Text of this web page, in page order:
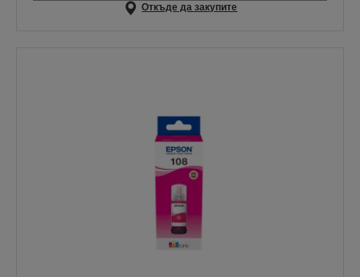
Откъде да закупите